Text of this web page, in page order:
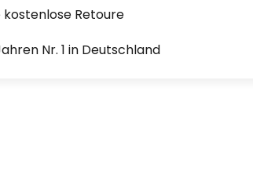
kostenlose Retoure
Nr. 1 in Deutschland